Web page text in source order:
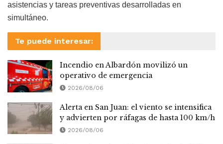
asistencias y tareas preventivas desarrolladas en
simultáneo.
Te puede interesar:
Incendio en Albardón movilizó un
operativo de emergencia
2026/08/06
Alerta en San Juan: el viento se intensifica
y advierten por ráfagas de hasta 100 km/h
2026/08/06